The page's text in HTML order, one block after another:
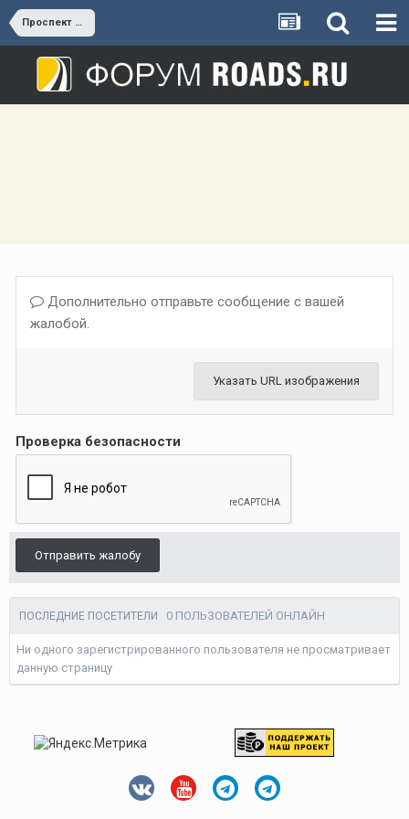
Проспект мира и Ярославское шоссе
Дополнительно отправьте сообщение с вашей
жалобой.
Указать URL изображения
Проверка безопасности
Отправить жалобу
ПОСЛЕДНИЕ ПОСЕТИТЕЛИ 0 ПОЛЬЗОВАТЕЛЕЙ ОНЛАЙН
Ни одного зарегистрированного пользователя не просматривает
данную страницу